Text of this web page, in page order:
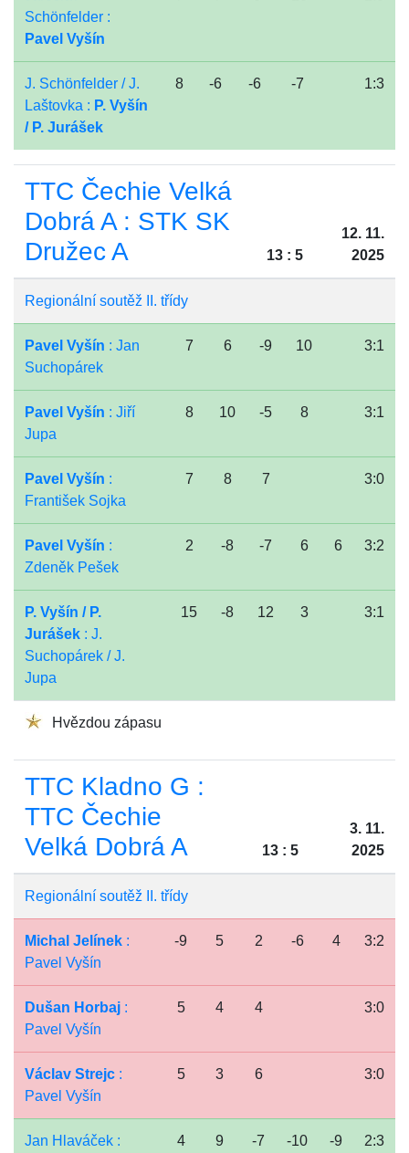
Schönfelder :
Pavel Vyšín
J. Schönfelder / J.
Laštovka : P. Vyšín
/ P. Jurášek
8 -6 -6 -7 1:3
TTC Čechie Velká
Dobrá A : STK SK
Družec A
13 : 5
12. 11.
2025
Regionální soutěž II. třídy
Pavel Vyšín : Jan
Suchopárek
7 6 -9 10 3:1
Pavel Vyšín : Jiří
Jupa
8 10 -5 8 3:1
Pavel Vyšín :
František Sojka
7 8 7 3:0
Pavel Vyšín :
Zdeněk Pešek
2 -8 -7 6 6 3:2
P. Vyšín / P.
Jurášek : J.
Suchopárek / J.
Jupa
15 -8 12 3 3:1
Hvězdou zápasu
TTC Kladno G :
TTC Čechie
Velká Dobrá A
13 : 5
3. 11.
2025
Regionální soutěž II. třídy
Michal Jelínek :
Pavel Vyšín
-9 5 2 -6 4 3:2
Dušan Horbaj :
Pavel Vyšín
5 4 4 3:0
Václav Strejc :
Pavel Vyšín
5 3 6 3:0
Jan Hlaváček :
4 9 -7 -10 -9 2:3